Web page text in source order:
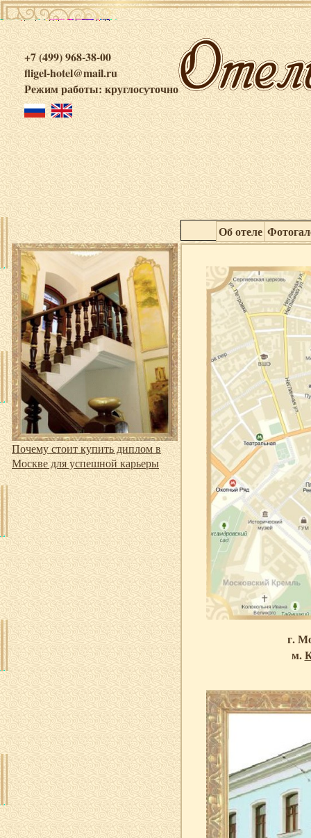
+7 (499) 968-38-00
fligel-hotel@mail.ru
Режим работы: круглосуточно
Об отеле
Почему стоит купить диплом в
Москве для успешной карьеры
г.
м.